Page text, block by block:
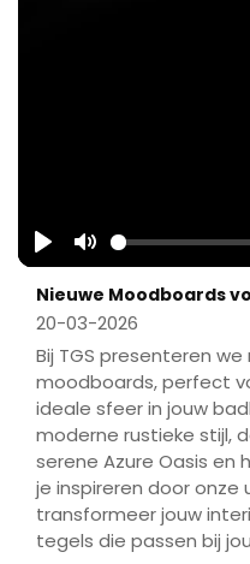
Play Mute
Nieuwe Moodboards
20-03-2026
Bij TGS presenteren
moodboards, perfect
ideale sfeer in jouw
moderne rustieke stijl,
serene Azure Oasis en
je inspireren door
transformeer jouw
tegels die passen bij